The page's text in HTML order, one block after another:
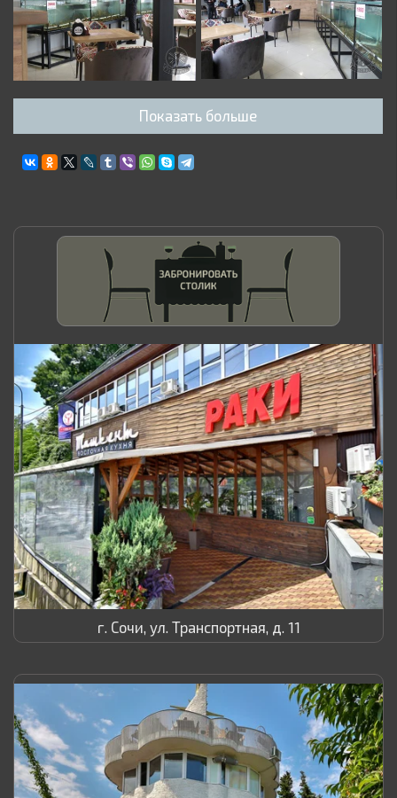
Показать больше
г. Сочи, ул. Транспортная, д. 11